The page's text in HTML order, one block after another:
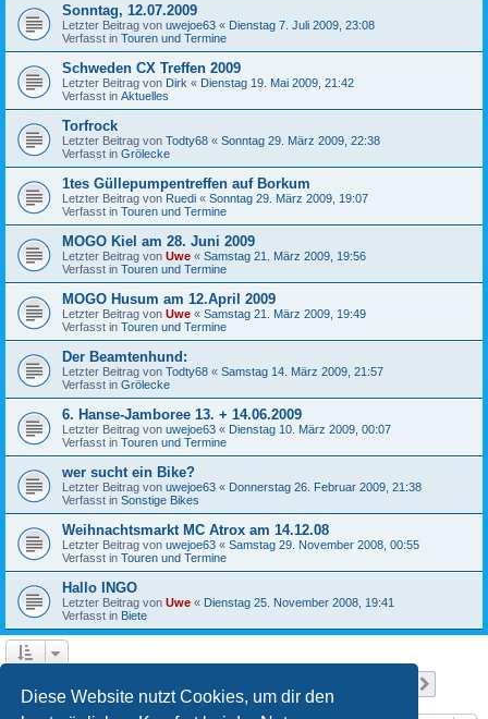
Diese Website nutzt Cookies, um dir den
Sonntag, 12.07.2009
Letzter Beitrag von uwejoe63 « Dienstag 7. Juli 2009, 23:08
Verfasst in Touren und Termine
Schweden CX Treffen 2009
Letzter Beitrag von Dirk « Dienstag 19. Mai 2009, 21:42
Verfasst in Aktuelles
Torfrock
Letzter Beitrag von Todty68 « Sonntag 29. März 2009, 22:38
Verfasst in Grölecke
1tes Güllepumpentreffen auf Borkum
Letzter Beitrag von Ruedi « Sonntag 29. März 2009, 19:07
Verfasst in Touren und Termine
MOGO Kiel am 28. Juni 2009
Letzter Beitrag von Uwe « Samstag 21. März 2009, 19:56
Verfasst in Touren und Termine
MOGO Husum am 12.April 2009
Letzter Beitrag von Uwe « Samstag 21. März 2009, 19:49
Verfasst in Touren und Termine
Der Beamtenhund:
Letzter Beitrag von Todty68 « Samstag 14. März 2009, 21:57
Verfasst in Grölecke
6. Hanse-Jamboree 13. + 14.06.2009
Letzter Beitrag von uwejoe63 « Dienstag 10. März 2009, 00:07
Verfasst in Touren und Termine
wer sucht ein Bike?
Letzter Beitrag von uwejoe63 « Donnerstag 26. Februar 2009, 21:38
Verfasst in Sonstige Bikes
Weihnachtsmarkt MC Atrox am 14.12.08
Letzter Beitrag von uwejoe63 « Samstag 29. November 2008, 00:55
Verfasst in Touren und Termine
Hallo INGO
Letzter Beitrag von Uwe « Dienstag 25. November 2008, 19:41
Verfasst in Biete